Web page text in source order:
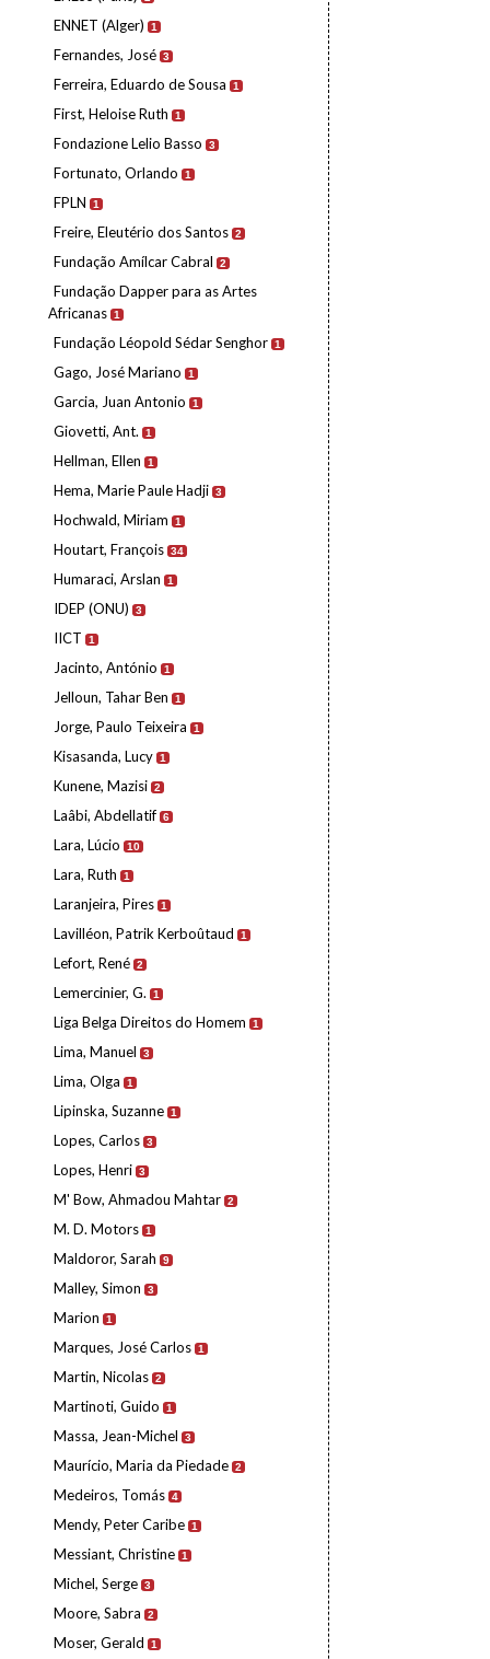
ENNET (Alger) 1
Fernandes, José 3
Ferreira, Eduardo de Sousa 1
First, Heloise Ruth 1
Fondazione Lelio Basso 3
Fortunato, Orlando 1
FPLN 1
Freire, Eleutério dos Santos 2
Fundação Amílcar Cabral 2
Fundação Dapper para as Artes
Africanas 1
Fundação Léopold Sédar Senghor 1
Gago, José Mariano 1
Garcia, Juan Antonio 1
Giovetti, Ant. 1
Hellman, Ellen 1
Hema, Marie Paule Hadji 3
Hochwald, Miriam 1
Houtart, François 34
Humaraci, Arslan 1
IDEP (ONU) 3
IICT 1
Jacinto, António 1
Jelloun, Tahar Ben 1
Jorge, Paulo Teixeira 1
Kisasanda, Lucy 1
Kunene, Mazisi 2
Laâbi, Abdellatif 6
Lara, Lúcio 10
Lara, Ruth 1
Laranjeira, Pires 1
Lavilléon, Patrik Kerboûtaud 1
Lefort, René 2
Lemercinier, G. 1
Liga Belga Direitos do Homem 1
Lima, Manuel 3
Lima, Olga 1
Lipinska, Suzanne 1
Lopes, Carlos 3
Lopes, Henri 3
M' Bow, Ahmadou Mahtar 2
M. D. Motors 1
Maldoror, Sarah 9
Malley, Simon 3
Marion 1
Marques, José Carlos 1
Martin, Nicolas 2
Martinoti, Guido 1
Massa, Jean-Michel 3
Maurício, Maria da Piedade 2
Medeiros, Tomás 4
Mendy, Peter Caribe 1
Messiant, Christine 1
Michel, Serge 3
Moore, Sabra 2
Moser, Gerald 1